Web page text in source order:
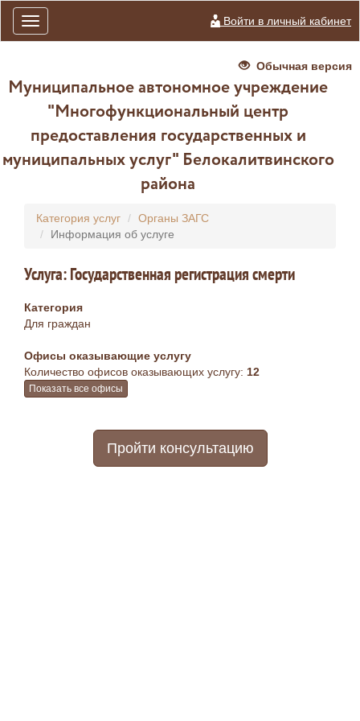
Toggle
navigation
Войти в личный кабинет
Обычная версия
Муниципальное автономное учреждение
"Многофункциональный центр
предоставления государственных и
муниципальных услуг" Белокалитвинского
района
Категория услуг
Органы ЗАГС
Информация об услуге
Услуга: Государственная регистрация смерти
Категория
Для граждан
Офисы оказывающие услугу
Количество офисов оказывающих услугу: 12
Показать все офисы
Пройти консультацию